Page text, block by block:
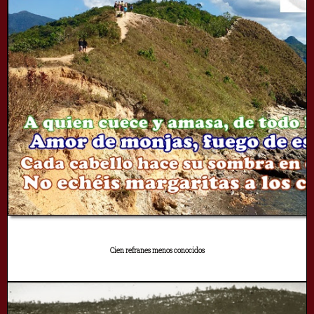
Cien refranes menos conocidos